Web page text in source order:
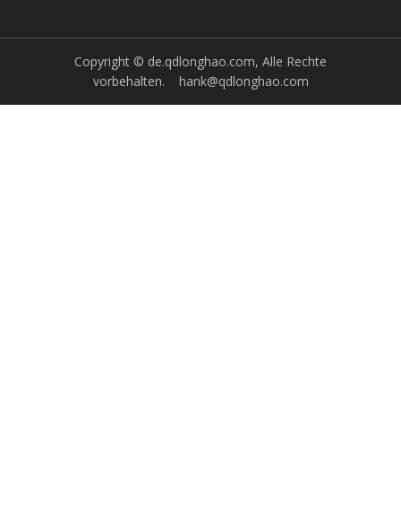
Copyright © de.qdlonghao.com, Alle Rechte
vorbehalten. hank@qdlonghao.com